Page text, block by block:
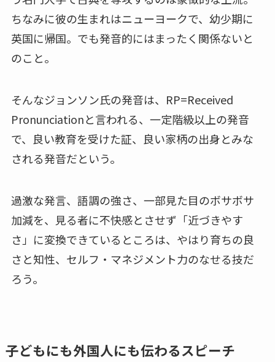
ちなみに彼の生まれはニューヨークで、幼少期に
英国に帰国。でも発音的にはまったく関係ないと
のこと。
そんなジョンソン氏の発音は、RP=Received
Pronunciationと言われる、一定階級以上の発音
で、良い教育を受けた証、良い家柄の出身とみな
される発音だという。
過激な発言、語調の強さ、一部見た目のボサボサ
加減を、見る者に不快感とさせず「近づきやす
さ」に変換できているところは、やはり育ちの良
さと知性、セルフ・マネジメント力のなせる技だ
ろう。
子どもにも外国人にも伝わるスピーチ